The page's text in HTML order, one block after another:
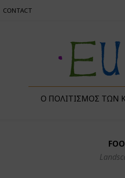
CONTACT
Ο ΠΟΛΙΤΙΣΜΌΣ ΤΩΝ